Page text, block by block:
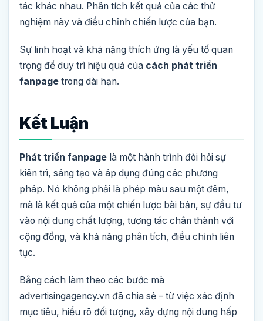
tác khác nhau. Phân tích kết quả của các thử
nghiệm này và điều chỉnh chiến lược của bạn.
Sự linh hoạt và khả năng thích ứng là yếu tố quan
trọng để duy trì hiệu quả của cách phát triển
fanpage trong dài hạn.
Kết Luận
Phát triển fanpage là một hành trình đòi hỏi sự
kiên trì, sáng tạo và áp dụng đúng các phương
pháp. Nó không phải là phép màu sau một đêm,
mà là kết quả của một chiến lược bài bản, sự đầu tư
vào nội dung chất lượng, tương tác chân thành với
cộng đồng, và khả năng phân tích, điều chỉnh liên
tục.
Bằng cách làm theo các bước mà
advertisingagency.vn đã chia sẻ – từ việc xác định
mục tiêu, hiểu rõ đối tượng, xây dựng nội dung hấp